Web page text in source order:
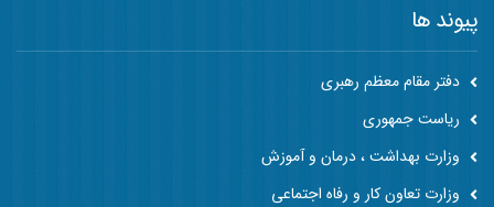
پیوند ها
دفتر مقام معظم رهبری
ریاست جمهوری
وزارت بهداشت ، درمان و آموزش
وزارت تعاون کار و رفاه اجتماعی